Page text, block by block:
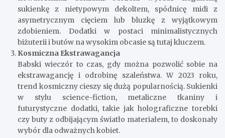
sukienkę z nietypowym dekoltem, spódnicę midi z
asymetrycznym cięciem lub bluzkę z wyjątkowym
zdobieniem. Dodatki w postaci minimalistycznych
biżuterii i butów na wysokim obcasie są tutaj kluczem.
Kosmiczna Ekstrawagancja
Babski wieczór to czas, gdy można pozwolić sobie na
ekstrawagancję i odrobinę szaleństwa. W 2023 roku,
trend kosmiczny cieszy się dużą popularnością. Sukienki
w stylu science-fiction, metaliczne tkaniny i
futurystyczne dodatki, takie jak holograficzne torebki
czy buty z odbijającym światło materiałem, to doskonały
wybór dla odważnych kobiet.